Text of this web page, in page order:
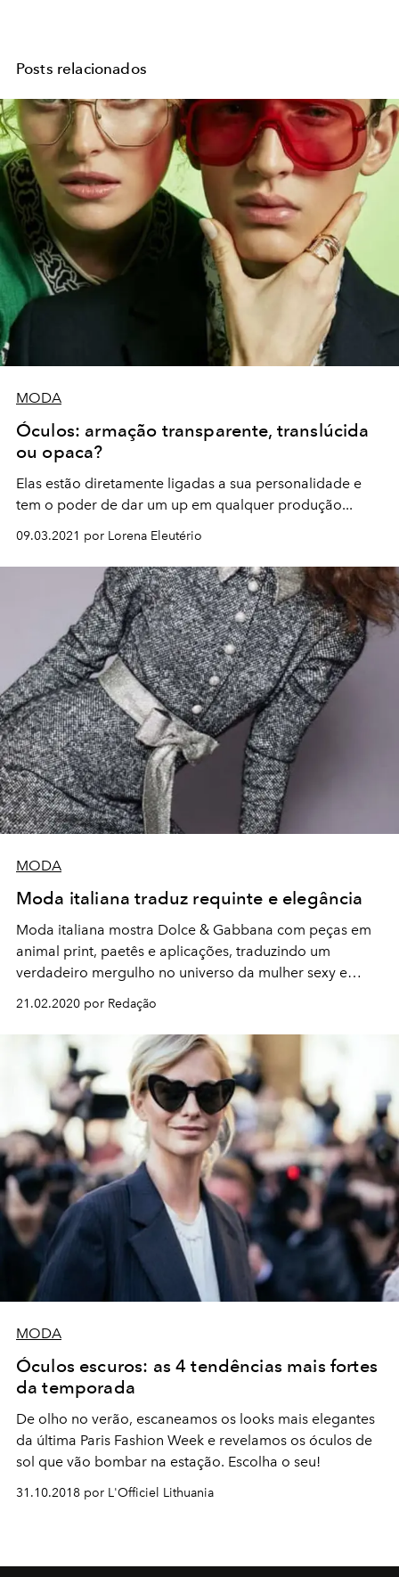
Posts relacionados
MODA
Óculos: armação transparente, translúcida
ou opaca?
Elas estão diretamente ligadas a sua personalidade e
tem o poder de dar um up em qualquer produção...
09.03.2021 por Lorena Eleutério
MODA
Moda italiana traduz requinte e elegância
Moda italiana mostra Dolce & Gabbana com peças em
animal print, paetês e aplicações, traduzindo um
verdadeiro mergulho no universo da mulher sexy e
21.02.2020 por Redação
MODA
Óculos escuros: as 4 tendências mais fortes
da temporada
De olho no verão, escaneamos os looks mais elegantes
da última Paris Fashion Week e revelamos os óculos de
sol que vão bombar na estação. Escolha o seu!
31.10.2018 por L'Officiel Lithuania